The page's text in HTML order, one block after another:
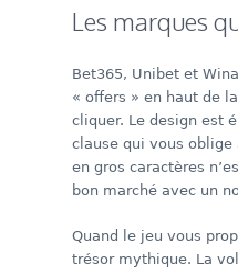
Les marques
Bet365, Unibet et
« offers » en haut de
cliquer. Le design est
clause qui vous
en gros caractères
bon marché avec un
Quand le jeu vous
trésor mythique. La